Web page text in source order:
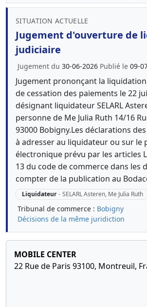
SITUATION ACTUELLE
Jugement d'ouverture de
judiciaire
Jugement du 30-06-2026 Publié le 09-
Jugement prononçant la
de cessation des paiements le 22
désignant liquidateur SELARL
personne de Me Julia Ruth 14/16
93000 Bobigny.Les déclarations
à adresser au liquidateur ou sur le
électronique prévu par les articles
13 du code de commerce dans les
compter de la publication au
Liquidateur - SELARL Asteren, Me Julia Ruth
Tribunal de commerce : Bobigny
Décisions de la même juridiction
MOBILE CENTER
22 Rue de Paris 93100, Montreuil,